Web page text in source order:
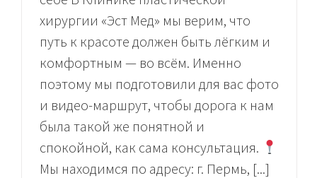
хирургии «Эст Мед» мы верим, что
путь к красоте должен быть лёгким и
комфортным — во всём. Именно
поэтому мы подготовили для вас фото
и видео-маршрут, чтобы дорога к нам
была такой же понятной и
спокойной, как сама консультация.
Мы находимся по адресу: г. Пермь, [...]